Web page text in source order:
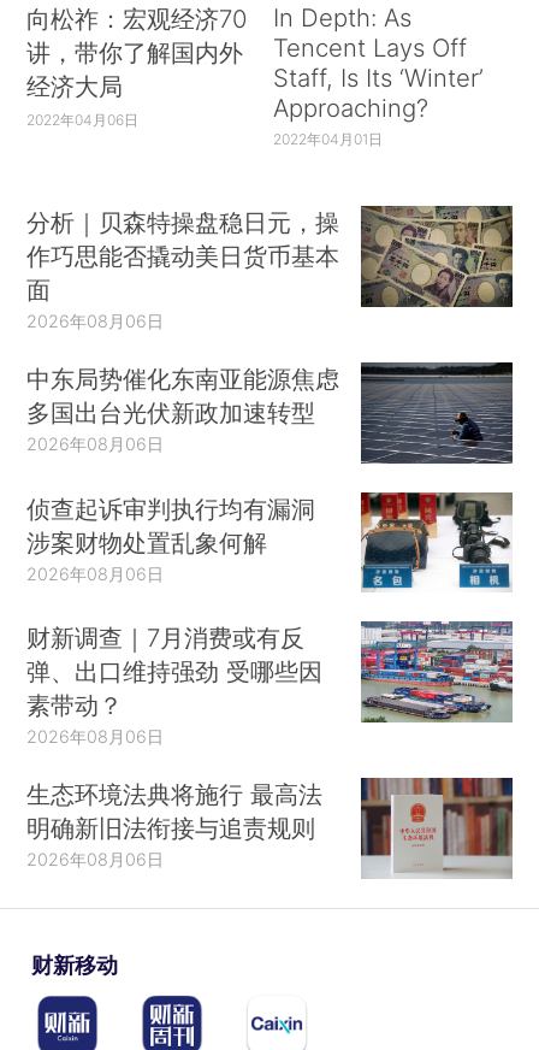
向松祚：宏观经济70
讲，带你了解国内外
经济大局
2022年04月06日
In Depth: As
Tencent Lays Off
Staff, Is Its ‘Winter’
Approaching?
2022年04月01日
分析｜贝森特操盘稳日元，操
作巧思能否撬动美日货币基本
面
2026年08月06日
中东局势催化东南亚能源焦虑
多国出台光伏新政加速转型
2026年08月06日
侦查起诉审判执行均有漏洞
涉案财物处置乱象何解
2026年08月06日
财新调查｜7月消费或有反
弹、出口维持强劲 受哪些因
素带动？
2026年08月06日
生态环境法典将施行 最高法
明确新旧法衔接与追责规则
2026年08月06日
财新移动